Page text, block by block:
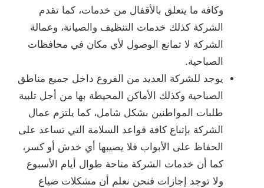
وكافة ما يتعلق بالأقفال من خدمات، كما تقدم
الشركة كذلك خدمات التنظيف والصيانة، وعمالة
الشركة لا تمانع الوصول لأي مكان في محافظات
الصباحية.
يوجد للشركة العديد من الفروع داخل جميع مناطق
الصباحية وكذلك الأماكن المحيطة بها من أجل تلبية
طلبات المواطنين بشكل شامل، كما يلتزم عمال
الشركة بإتباع كافة قواعد السلامة التي تساعد على
الحفاظ على الأبواب فلا يصيبها أي خدش أو كسر،
كما أن خدمات الشركة متاحة طوال أيام الأسبوع
ولا توجد إجازات فنحن نعلم أن مشكلات ضياع